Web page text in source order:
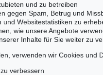
Auktion 600 - Lot
LYONEL
Ergebnis:€
und zu betreiben
gegen Spam, Betrug und
Websitestatistiken zu
wie unsere Angebote
Inhalte für Sie weiter zu
verwenden wir Cookies und
verbessern